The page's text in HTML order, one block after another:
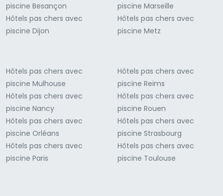
piscine Besançon
Hôtels pas chers avec
piscine Dijon
piscine Marseille
Hôtels pas chers avec
piscine Metz
Hôtels pas chers avec
piscine Mulhouse
Hôtels pas chers avec
piscine Nancy
Hôtels pas chers avec
piscine Orléans
Hôtels pas chers avec
piscine Paris
Hôtels pas chers avec
piscine Reims
Hôtels pas chers avec
piscine Rouen
Hôtels pas chers avec
piscine Strasbourg
Hôtels pas chers avec
piscine Toulouse